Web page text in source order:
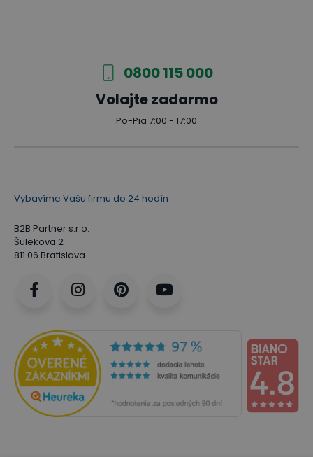
0800 115 000
Volajte zadarmo
Po-Pia 7:00 - 17:00
Vybavíme Vašu firmu do 24 hodín
B2B Partner s.r.o.
Šulekova 2
811 06 Bratislava